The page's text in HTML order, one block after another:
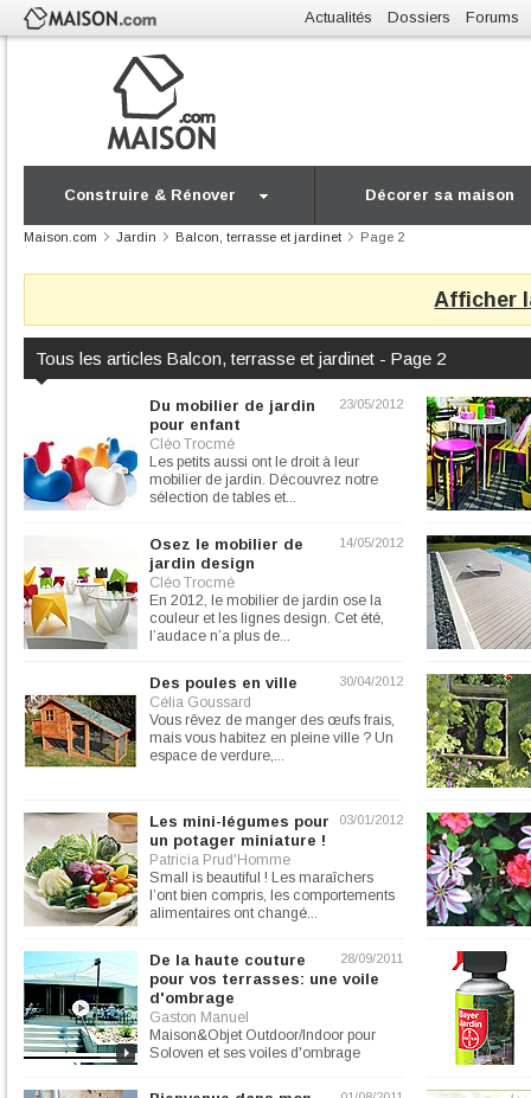
Actualités Dossiers Forums
Construire & Rénover Décorer sa maison
Maison.com Jardin Balcon, terrasse et jardinet Page 2
Afficher
Tous les articles Balcon, terrasse et jardinet - Page 2
23/05/2012
Du mobilier de jardin
pour enfant
Cléo Trocmé
Les petits aussi ont le droit à leur
mobilier de jardin. Découvrez notre
sélection de tables et...
14/05/2012
Osez le mobilier de
jardin design
Cléo Trocmé
En 2012, le mobilier de jardin ose la
couleur et les lignes design. Cet été,
l’audace n’a plus de...
30/04/2012
Des poules en ville
Célia Goussard
Vous rêvez de manger des œufs frais,
mais vous habitez en pleine ville ? Un
espace de verdure,...
03/01/2012
Les mini-légumes pour
un potager miniature !
Patricia Prud'Homme
Small is beautiful ! Les maraîchers
l’ont bien compris, les comportements
alimentaires ont changé...
28/09/2011
De la haute couture
pour vos terrasses: une voile
d'ombrage
Gaston Manuel
Maison&Objet Outdoor/Indoor pour
Soloven et ses voiles d'ombrage